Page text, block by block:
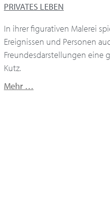
PRIVATES LEBEN
In ihrer figurativen Malerei
Ereignissen und Personen
Freundesdarstellungen eine
Kutz.
Mehr …